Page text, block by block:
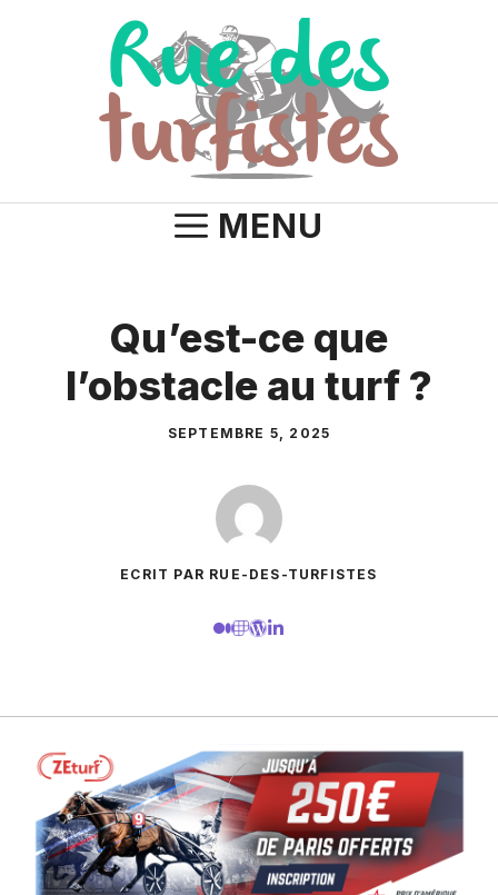
MENU
Qu’est-ce que
l’obstacle au turf ?
SEPTEMBRE 5, 2025
ECRIT PAR RUE-DES-TURFISTES